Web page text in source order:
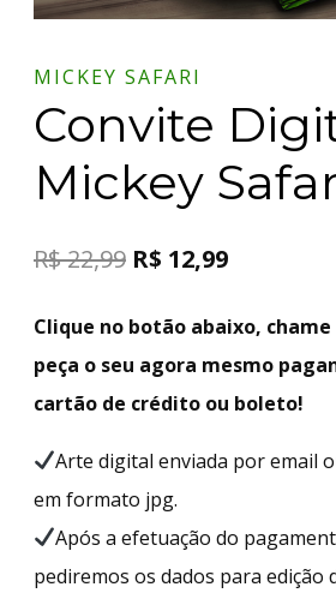
MICKEY SAFARI
Convite
Mickey
R$22,99 R$ 12,99
Clique no botão abaixo,
peça o seu agora mesmo
cartão de crédito ou boleto!
Arte digital enviada por email
em formato jpg.
Após a efetuação do
pediremos os dados para edição